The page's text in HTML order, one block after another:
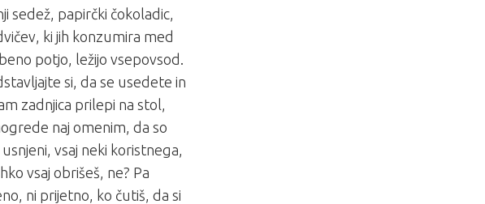
sedež, papirčki čokoladic,
ki jih konzumira med
potjo, ležijo vsepovsod.
si, da se usedete in
zadnjica prilepi na stol,
naj omenim, da so
vsaj neki koristnega,
vsaj obrišeš, ne? Pa
ni prijetno, ko čutiš, da si